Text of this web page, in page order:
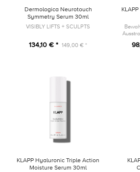
Dermologica Neurotouch
Symmetry Serum 30ml
VISIBLY LIFTS + SCULPTS
134,10 € * 149,00 € *
KLAPP Hyaluronic Triple Action
Moisture Serum 30ml